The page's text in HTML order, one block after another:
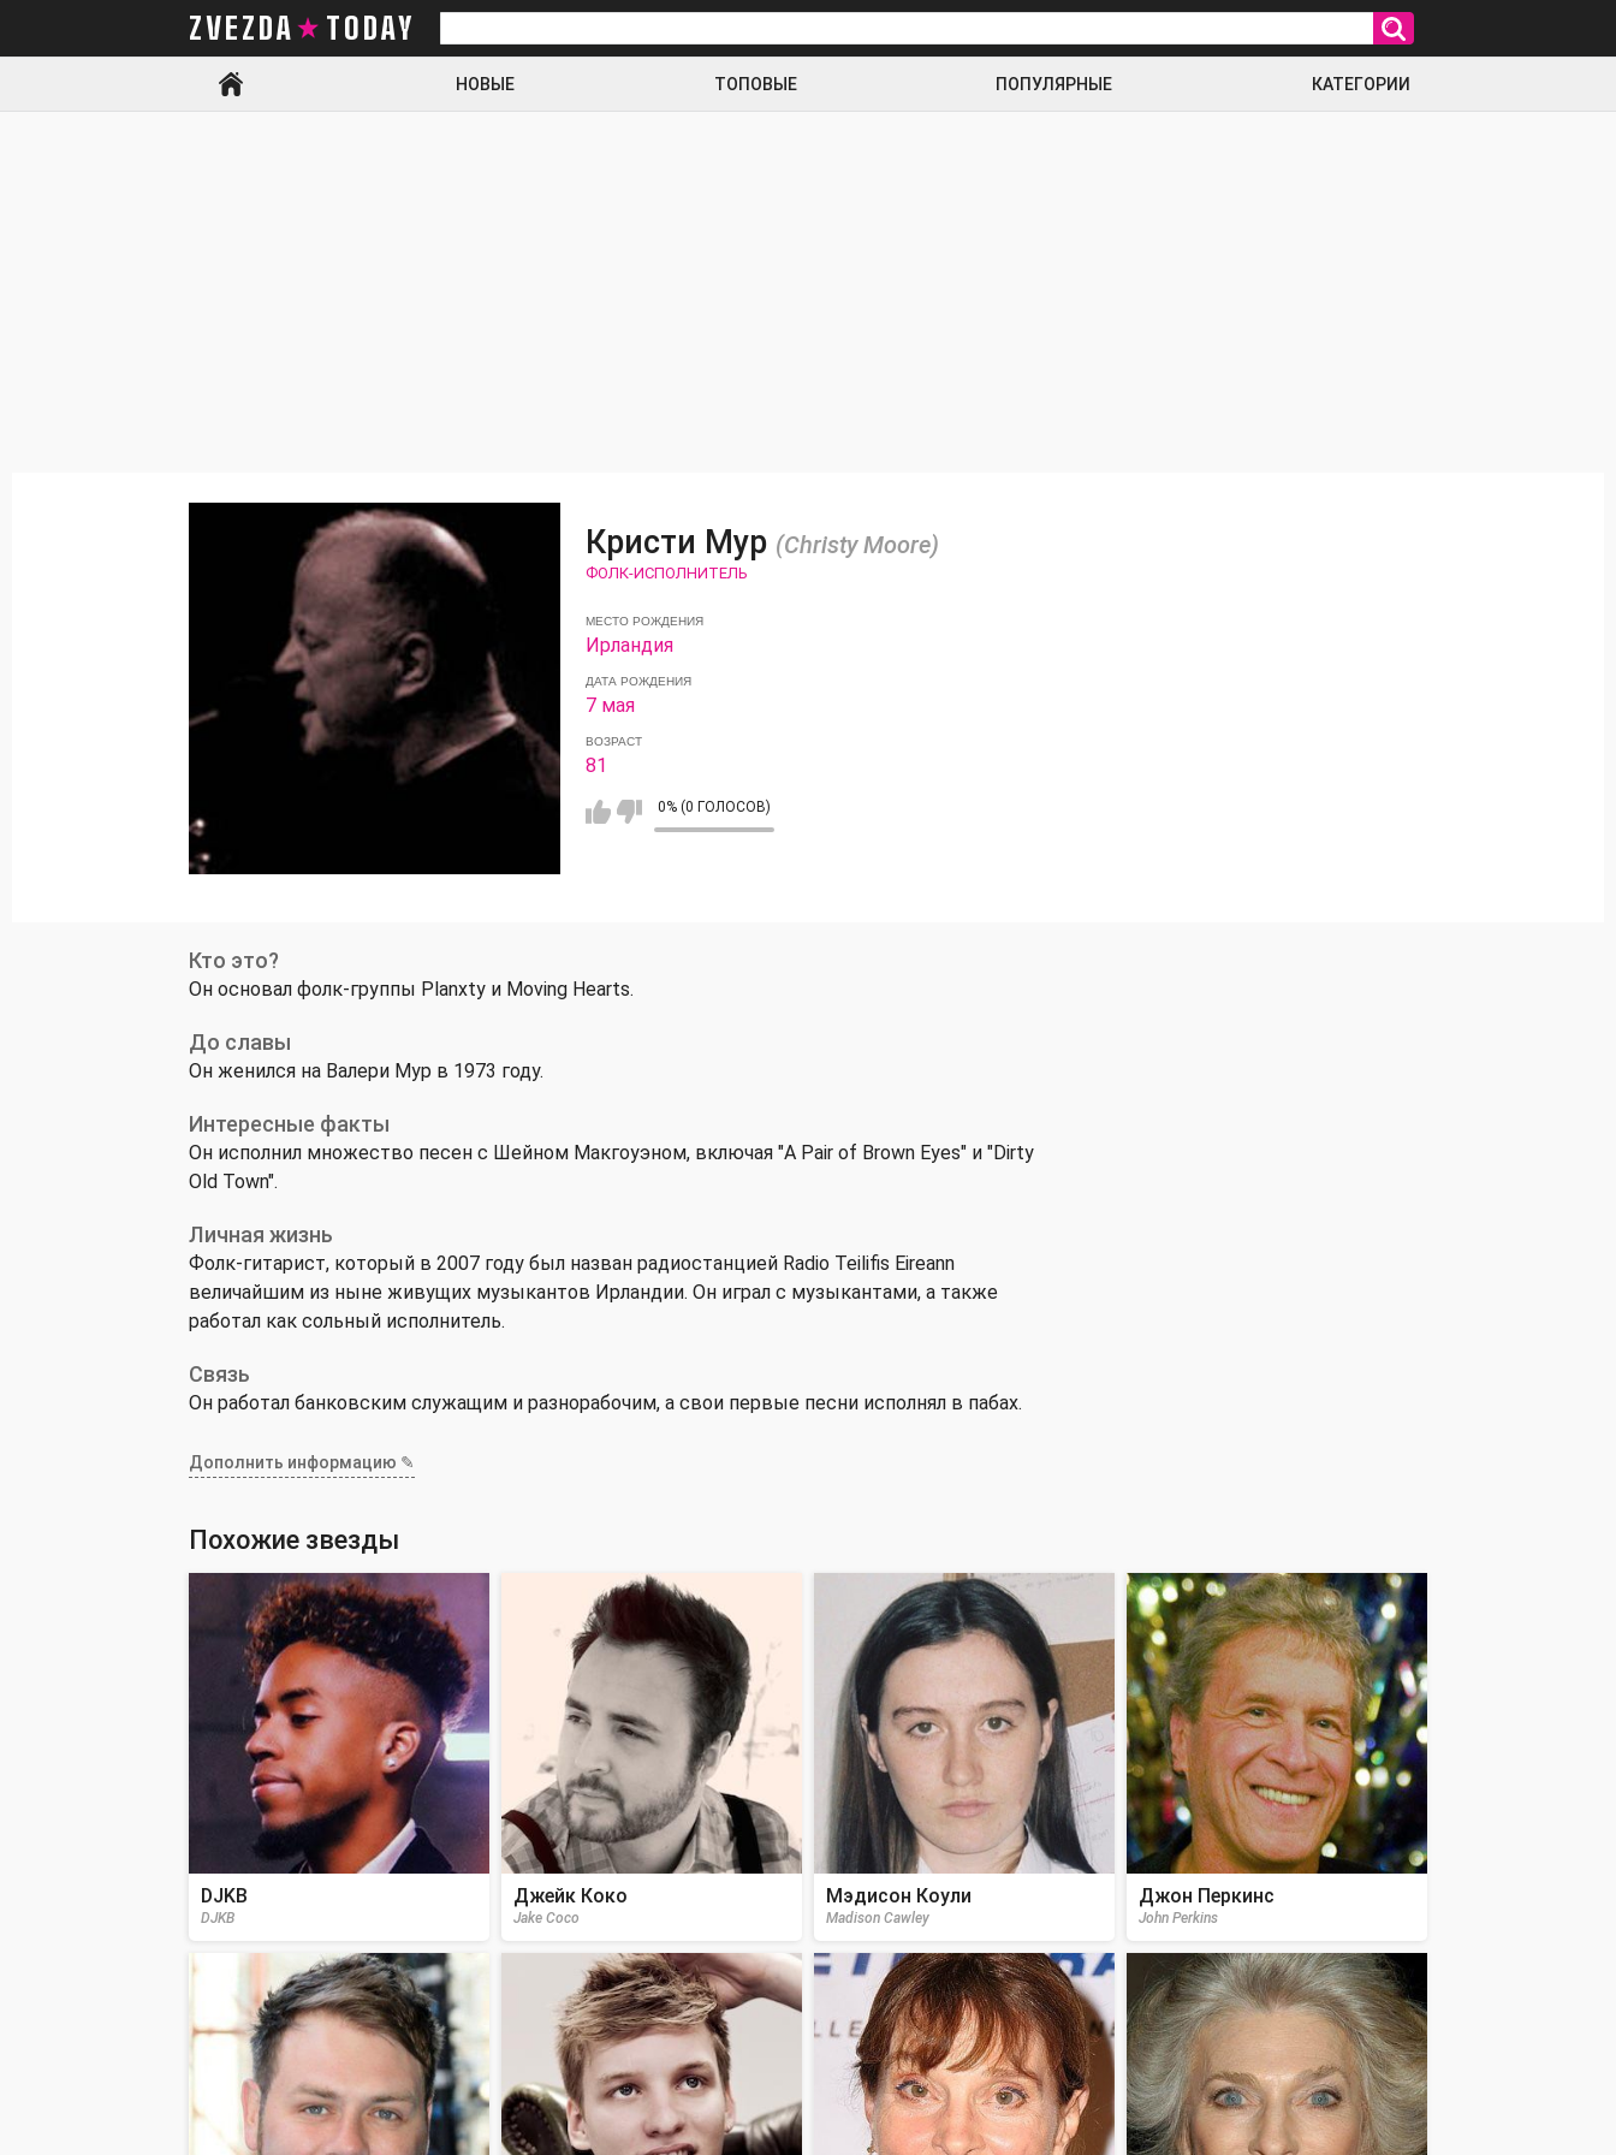
ZVEZDA TODAY
Искать
НОВЫЕ ТОПОВЫЕ ПОПУЛЯРНЫЕ КАТЕГОРИИ
Кристи Мур (Christy Moore)
ФОЛК-ИСПОЛНИТЕЛЬ
МЕСТО РОЖДЕНИЯ
Ирландия
ДАТА РОЖДЕНИЯ
7 мая
ВОЗРАСТ
81
0% (0 ГОЛОСОВ)
Кто это?
Он основал фолк-группы Planxty и Moving Hearts.
До славы
Он женился на Валери Мур в 1973 году.
Интересные факты
Он исполнил множество песен с Шейном Макгоуэном, включая "A Pair of Brown Eyes" и "Dirty
Old Town".
Личная жизнь
Фолк-гитарист, который в 2007 году был назван радиостанцией Radio Teilifis Eireann
величайшим из ныне живущих музыкантов Ирландии. Он играл с музыкантами, а также
работал как сольный исполнитель.
Связь
Он работал банковским служащим и разнорабочим, а свои первые песни исполнял в пабах.
Дополнить информацию ✎
Похожие звезды
DJKB
DJKB
Джейк Коко
Jake Coco
Мэдисон Коули
Madison Cawley
Джон Перкинс
John Perkins